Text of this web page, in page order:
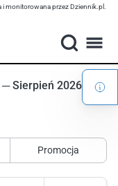
monitorowana przez Dziennik.pl.
─ Sierpień 2026
Promocja